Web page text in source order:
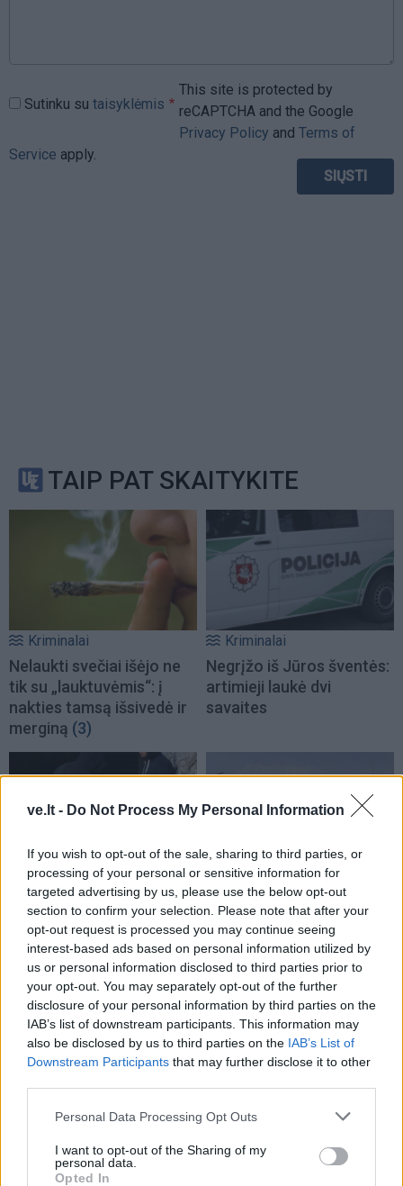
ve.lt - Do Not Process My Personal Information
If you wish to opt-out of the sale, sharing to third parties, or
processing of your personal or sensitive information for
targeted advertising by us, please use the below opt-out
section to confirm your selection. Please note that after your
opt-out request is processed you may continue seeing
interest-based ads based on personal information utilized by
us or personal information disclosed to third parties prior to
your opt-out. You may separately opt-out of the further
disclosure of your personal information by third parties on the
IAB’s list of downstream participants. This information may
also be disclosed by us to third parties on the IAB’s List of
Downstream Participants that may further disclose it to other
Personal Data Processing Opt Outs
I want to opt-out of the Sharing of my
personal data.
Opted In
Sutinku su taisyklėmis
This site is protected by
reCAPTCHA and the Google
Privacy Policy and Terms of
Service apply.
TAIP PAT SKAITYKITE
Kriminalai
Nelaukti svečiai išėjo ne
tik su „lauktuvėmis“: į
nakties tamsą išsivedė ir
merginą (3)
Kriminalai
Negrįžo iš Jūros šventės:
artimieji laukė dvi
savaites
Kriminalai
Dviem Klaipėdos
gimnazistams už kanapių
pagrobimą ir platinimą –
lygtinis laisvės atėmimas
Kriminalai
„Fūristas“ į judrią
sankryžą įlėkė „ant
rankinio“: vilkiko
puspriekabės ratai pakilo
į orą(7)
Kriminalai
Niekšui panižo rankos:
Kriminalai